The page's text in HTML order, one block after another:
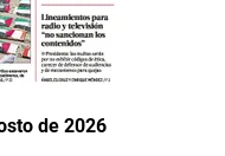
de 2026